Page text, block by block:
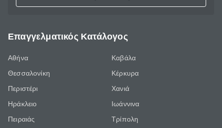
Επαγγελματικός Κατάλογος
Αθήνα
Θεσσαλονίκη
Περιστέρι
Ηράκλειο
Πειραιάς
Καβάλα
Κέρκυρα
Χανιά
Ιωάννινα
Τρίπολη